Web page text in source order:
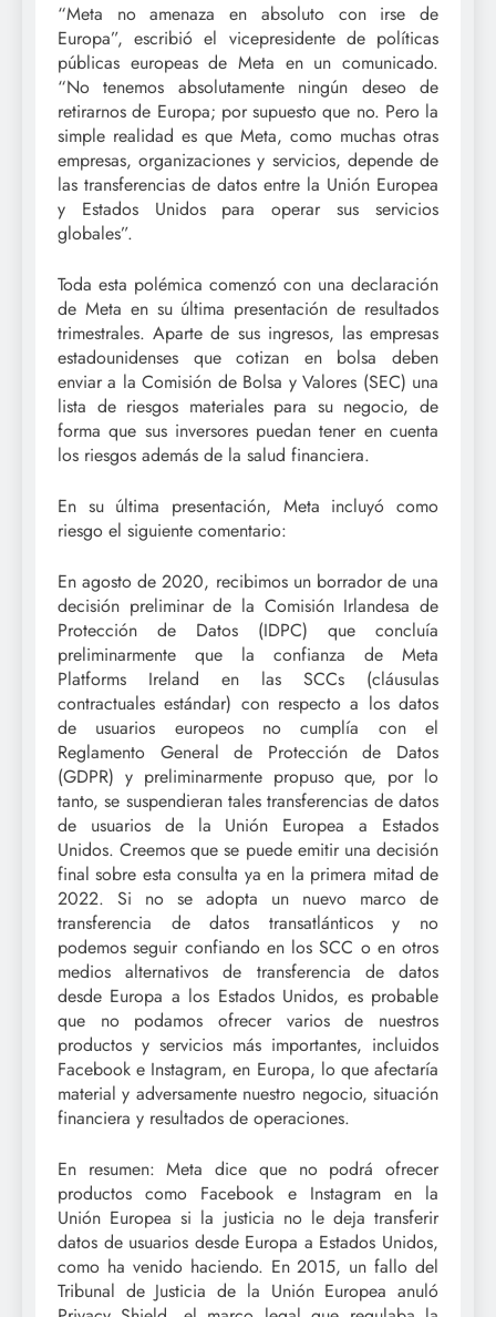
“Meta no amenaza en absoluto con irse de
Europa”, escribió el vicepresidente de políticas
públicas europeas de Meta en un comunicado.
“No tenemos absolutamente ningún deseo de
retirarnos de Europa; por supuesto que no. Pero la
simple realidad es que Meta, como muchas otras
empresas, organizaciones y servicios, depende de
las transferencias de datos entre la Unión Europea
y Estados Unidos para operar sus servicios
globales”.
Toda esta polémica comenzó con una declaración
de Meta en su última presentación de resultados
trimestrales. Aparte de sus ingresos, las empresas
estadounidenses que cotizan en bolsa deben
enviar a la Comisión de Bolsa y Valores (SEC) una
lista de riesgos materiales para su negocio, de
forma que sus inversores puedan tener en cuenta
los riesgos además de la salud financiera.
En su última presentación, Meta incluyó como
riesgo el siguiente comentario:
En agosto de 2020, recibimos un borrador de una
decisión preliminar de la Comisión Irlandesa de
Protección de Datos (IDPC) que concluía
preliminarmente que la confianza de Meta
Platforms Ireland en las SCCs (cláusulas
contractuales estándar) con respecto a los datos
de usuarios europeos no cumplía con el
Reglamento General de Protección de Datos
(GDPR) y preliminarmente propuso que, por lo
tanto, se suspendieran tales transferencias de datos
de usuarios de la Unión Europea a Estados
Unidos. Creemos que se puede emitir una decisión
final sobre esta consulta ya en la primera mitad de
2022. Si no se adopta un nuevo marco de
transferencia de datos transatlánticos y no
podemos seguir confiando en los SCC o en otros
medios alternativos de transferencia de datos
desde Europa a los Estados Unidos, es probable
que no podamos ofrecer varios de nuestros
productos y servicios más importantes, incluidos
Facebook e Instagram, en Europa, lo que afectaría
material y adversamente nuestro negocio, situación
financiera y resultados de operaciones.
En resumen: Meta dice que no podrá ofrecer
productos como Facebook e Instagram en la
Unión Europea si la justicia no le deja transferir
datos de usuarios desde Europa a Estados Unidos,
como ha venido haciendo. En 2015, un fallo del
Tribunal de Justicia de la Unión Europea anuló